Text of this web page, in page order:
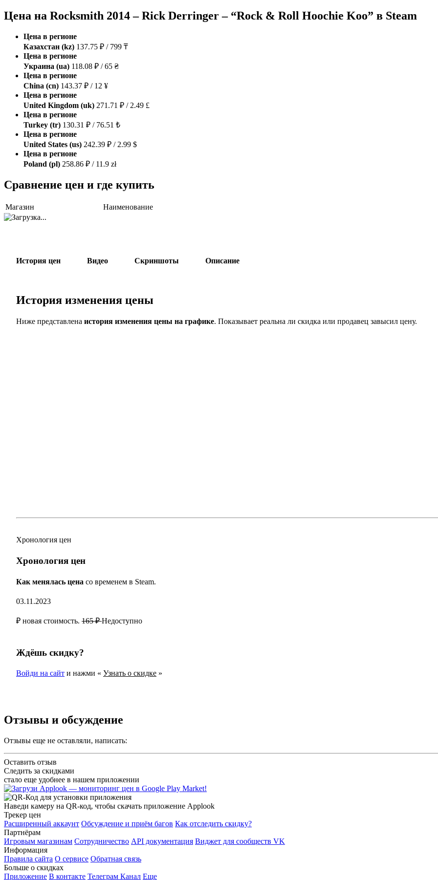
Цена на Rocksmith 2014 – Rick Derringer – “Rock & Roll Hoochie Koo” в Steam
Цена в регионе
Казахстан (kz) 137.75 ₽ / 799 ₸
Цена в регионе
Украина (ua) 118.08 ₽ / 65 ₴
Цена в регионе
China (cn) 143.37 ₽ / 12 ¥
Цена в регионе
United Kingdom (uk) 271.71 ₽ / 2.49 £
Цена в регионе
Turkey (tr) 130.31 ₽ / 76.51 ₺
Цена в регионе
United States (us) 242.39 ₽ / 2.99 $
Цена в регионе
Poland (pl) 258.86 ₽ / 11.9 zł
Сравнение цен и где купить
Магазин Наименование
История цен Видео Скриншоты Описание
История изменения цены
Ниже представлена история изменения цены на графике. Показывает реальна ли скидка или продавец завысил цену.
Хронология цен
Хронология цен
Как менялась цена со временем в Steam.
03.11.2023
₽ новая стоимость. 165 ₽Недоступно
Ждёшь скидку?
Войди на сайт и нажми « Узнать о скидке »
Отзывы и обсуждение
Отзывы еще не оставляли, написать:
Оставить отзыв
Следить за скидками
стало еще удобнее в нашем приложении
Наведи камеру на QR-код, чтобы скачать приложение Applook
Трекер цен
Расширенный аккаунт Обсуждение и приём багов Как отследить скидку?
Партнёрам
Игровым магазинам Сотрудничество API документация Виджет для сообществ VK
Информация
Правила сайта О сервисе Обратная связь
Больше о скидках
Приложение В контакте Телеграм Канал Еще